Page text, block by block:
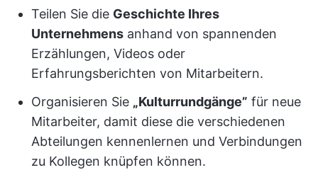
Teilen Sie die Geschichte Ihres
Unternehmens anhand von spannenden
Erzählungen, Videos oder
Erfahrungsberichten von Mitarbeitern.
Organisieren Sie „Kulturrundgänge” für neue
Mitarbeiter, damit diese die verschiedenen
Abteilungen kennenlernen und Verbindungen
zu Kollegen knüpfen können.